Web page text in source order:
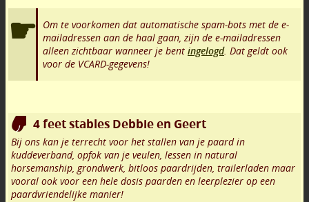
Om te voorkomen dat automatische spam-bots met de e-
mailadressen aan de haal gaan, zijn de e-mailadressen
alleen zichtbaar wanneer je bent ingelogd. Dat geldt ook
voor de VCARD-gegevens!
4 feet stables Debbie en Geert
Bij ons kan je terrecht voor het stallen van je paard in
kuddeverband, opfok van je veulen, lessen in natural
horsemanship, grondwerk, bitloos paardrijden, trailerladen maar
vooral ook voor een hele dosis paarden en leerplezier op een
paardvriendelijke manier!